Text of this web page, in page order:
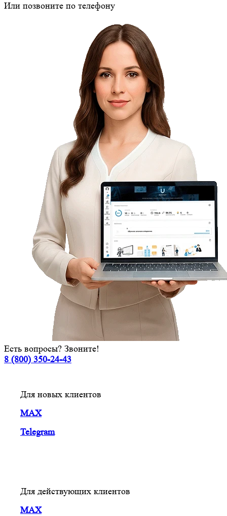
Или позвоните по телефону
Есть вопросы? Звоните!
8 (800) 350-24-43
Для новых клиентов
MAX
Telegram
Для действующих клиентов
MAX